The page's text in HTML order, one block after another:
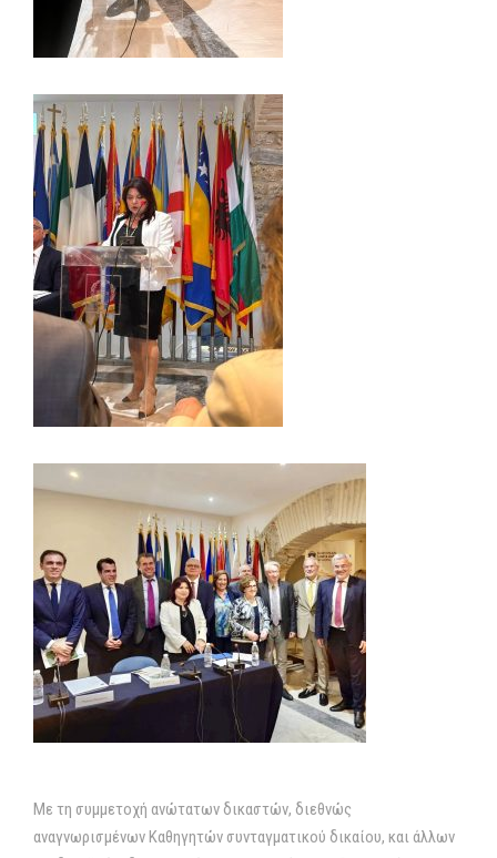
Με τη συμμετοχή ανώτατων δικαστών, διεθνώς
αναγνωρισμένων Καθηγητών συνταγματικού δικαίου, και άλλων